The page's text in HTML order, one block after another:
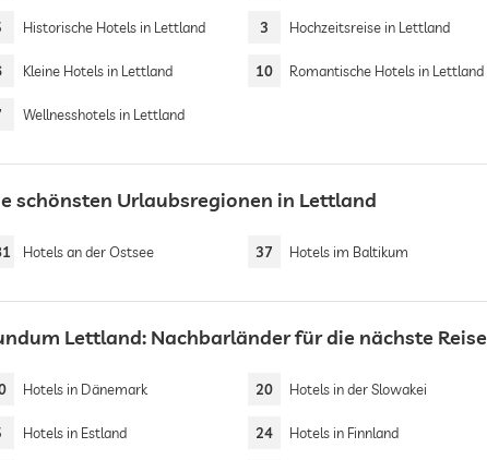
Historische Hotels in Lettland 3 Hochzeitsreise in Lettland
Kleine Hotels in Lettland 10 Romantische Hotels in Lettland
Wellnesshotels in Lettland
schönsten Urlaubsregionen in Lettland
Hotels an der Ostsee 37 Hotels im Baltikum
Lettland: Nachbarländer für die nächste Reise
Hotels in Dänemark 20 Hotels in der Slowakei
Hotels in Estland 24 Hotels in Finnland